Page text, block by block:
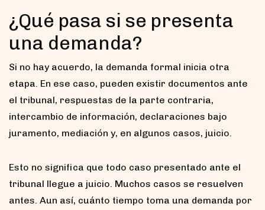
¿Qué pasa si se presenta
una demanda?
Si no hay acuerdo, la demanda formal inicia otra
etapa. En ese caso, pueden existir documentos ante
el tribunal, respuestas de la parte contraria,
intercambio de información, declaraciones bajo
juramento, mediación y, en algunos casos, juicio.
Esto no significa que todo caso presentado ante el
tribunal llegue a juicio. Muchos casos se resuelven
antes. Aun así, cuánto tiempo toma una demanda por